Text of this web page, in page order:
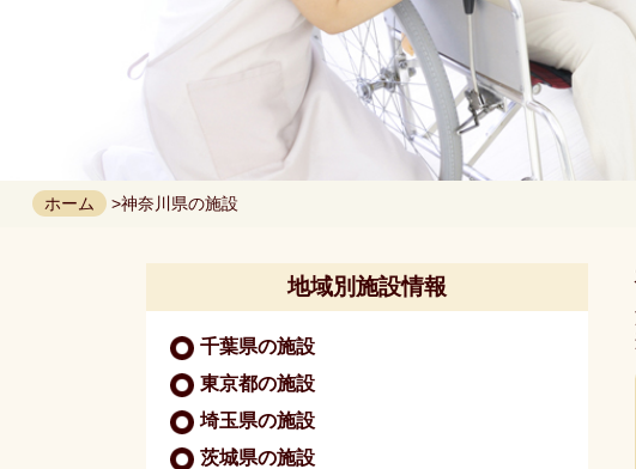
ホーム >神奈川県の施設
地域別施設情報
千葉県の施設
東京都の施設
埼玉県の施設
茨城県の施設